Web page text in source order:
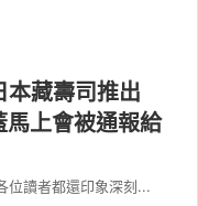
本藏壽司推出
馬上會被通報給
位讀者都還印象深刻...